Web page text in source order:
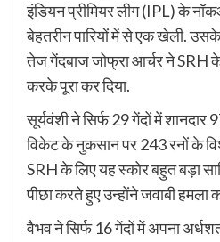
इंडियन प्रीमियर लीग (IPL) के
बेहतरीन पारियों में से एक खेली. उसके
तेज गेंदबाज जोफ्रा आर्चर ने SRH
करके पूरा कर दिया.
सूर्यवंशी ने सिर्फ 29 गेंदों में
विकेट के नुकसान पर 243 रनों के
SRH के लिए यह स्कोर बहुत बड़ा
पीछा करते हुए उन्होंने जवाबी हमला
वैभव ने सिर्फ 16 गेंदों में अपना